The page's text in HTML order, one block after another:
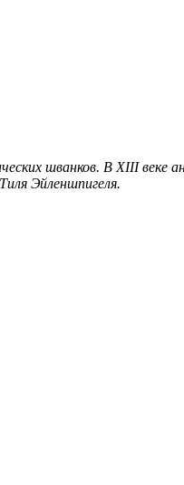
шванков. В XIII веке
Эйленшпигеля.​